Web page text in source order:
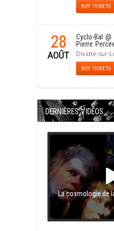
BUY TICKETS
28
AOÛT
Cyclo-Bal @
Pierre
Divatte-sur-
BUY TICKETS
DERNIÈRES VIDÉOS
La cosmologie de